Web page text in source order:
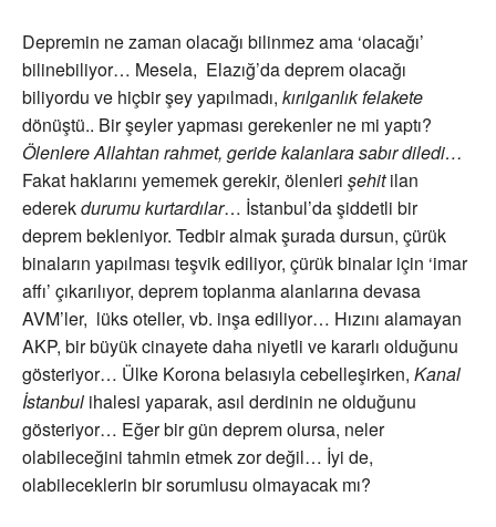
Depremin ne zaman olacağı bilinmez ama ‘olacağı’
bilinebiliyor… Mesela, Elazığ’da deprem olacağı
biliyordu ve hiçbir şey yapılmadı, kırılganlık felakete
dönüştü.. Bir şeyler yapması gerekenler ne mi yaptı?
Ölenlere Allahtan rahmet, geride kalanlara sabır diledi…
Fakat haklarını yememek gerekir, ölenleri şehitilan
ederekdurumu kurtardılar… İstanbul’da şiddetli bir
deprem bekleniyor. Tedbir almak şurada dursun, çürük
binaların yapılması teşvik ediliyor, çürük binalar için ‘imar
affı’ çıkarılıyor, deprem toplanma alanlarına devasa
AVM’ler, lüks oteller, vb. inşa ediliyor… Hızını alamayan
AKP, bir büyük cinayete daha niyetli ve kararlı olduğunu
gösteriyor… Ülke Korona belasıyla cebelleşirken, Kanal
İstanbul ihalesi yaparak, asıl derdinin ne olduğunu
gösteriyor… Eğer bir gün deprem olursa, neler
olabileceğini tahmin etmek zor değil… İyi de,
olabileceklerin bir sorumlusu olmayacak mı?